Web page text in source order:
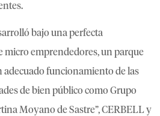
bajo una perfecta
micro emprendedores, un parque
adecuado funcionamiento de las
de bien público como Grupo
Moyano de Sastre”, CERBELL y